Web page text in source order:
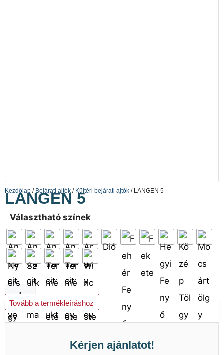
Kezdőlap / Bejárati ajtók / Kültéri bejárati ajtók / LANGEN 5
LANGEN 5
Választható színek
Kosárba teszem
Tovább a termékleíráshoz
Kérjen ajánlatot!